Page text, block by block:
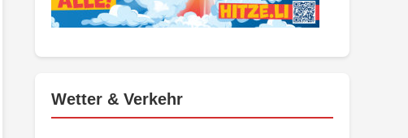
Wetter & Verkehr